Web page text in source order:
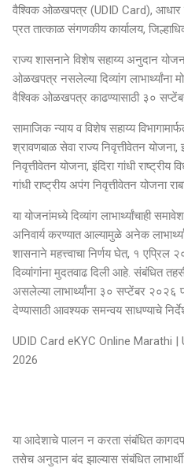
वैश्विक ओळखपत्र (UDID Card), आधार
प्रत तात्काळ संगणकीय कार्यालय,
राज्य शासनाने विशेष सहाय्य अनुदान
ओळखपत्र नसलेल्या दिव्यांग लाभार्थ्यांना
वैश्विक ओळखपत्र काढण्यासाठी ३०
सामाजिक न्याय व विशेष सहाय्य
श्रावणबाळ सेवा राज्य निवृत्तीवेतन योजना,
निवृत्तीवेतन योजना, इंदिरा गांधी राष्ट्रीय
गांधी राष्ट्रीय अपंग निवृत्तीवेतन योजना
या योजनांमध्ये दिव्यांग लाभार्थ्यांचाही
अनिवार्य करण्यात आल्यामुळे अनेक
शासनाने महत्त्वाचा निर्णय घेत, १ एप्रिल
दिव्यांगांना मुदतवाढ दिली आहे. संबंधित
असलेल्या लाभार्थ्यांना ३० सप्टेंबर २०२६
देण्यासाठी आवश्यक समन्वय साधण्याचे
UDID Card eKYC Online Marathi
2026
या आदेशाचे पालन न करता संबंधित
तसेच अनुदान बंद झाल्यास संबंधित